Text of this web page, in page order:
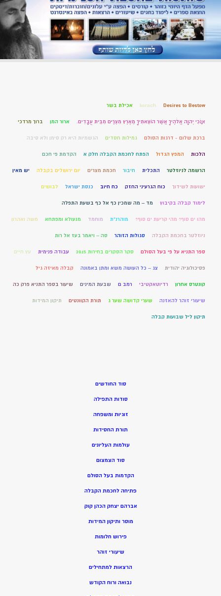
Desires to Bestow
korach אכילת בשר
אָנֹכִי יְהוָה אֱלֹהֶיךָ אֲשֶׁר הוֹצֵאתִיךָ מֵאֶרֶץ מִצְרַיִם מִבֵּית עֲבָדִים. ארור המן ברוך מרדכי
ברכת שלום - דרגות הסולם גמילות חסדים הגשמיות היא רק סימן ולא סיבה
הלכות המפץ הגדול הפתח לחכמת הקבלה חלק א הקדמת פי חכם
הרשמה לניוזלטר התכלית חיבור חכמת מצרים יום ירושלים בקבלה יש מאין
ישועות לשידוך כוח הגרעיני החזק כח חיוב כנסת ישראל לבושים
לימוד קבלה בקיבוץ מד – מה שמכין כף אל כף בשעת התפלה
מהו ים סוף? מהי קריעת ים סוף? מוהרנ”ת מוחמד מנעולא ומפתחא משה ואהרון
ניוזלטר בחכמת הקבלה סגולות הזוהר סה – ויאמר בעז אל רות
ספר התניא על פי בעל הסולם סקר הסקרים בחירות 2015 עבודה פנימית עץ חיים
פסיכולוגיה יהודית צג – כל העושה משא ומתן באמונה קבלה מאיזה גיל
קונטרס אחרון רדיוטאקטיבי רמב ם שבעת המינים שיעור בספר התניא פרק כה
שיעורי זוהר להאזנה שערי קדושה שער ג תורת הקוונטים תיקון המידות
תיקון ליל שבועות קבלה
סוד החודשים
סודות התפילה
זוגיות ומשפחה
תורת החסידות
עולמות העליונים
סוד הצמצום
הקדמות בעל הסולם
פתיחה לחכמת הקבלה
אברהם יצחק הכהן קוק
מוסר ותיקון המידות
פירוש חלומות
שיעורי זוהר
הרצאות למתחילים
נבואה ורוח הקודש